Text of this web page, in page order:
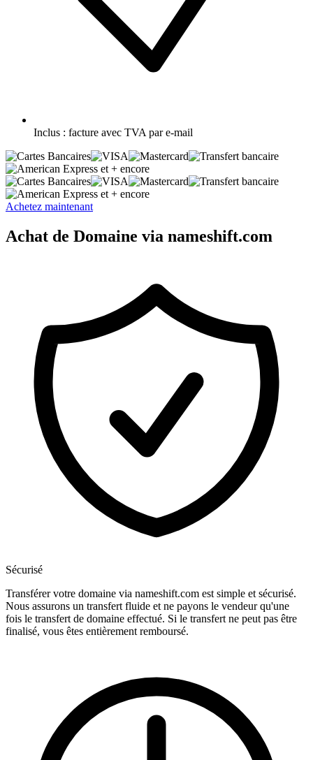
Inclus : facture avec TVA par e-mail
et + encore
et + encore
Achetez maintenant
Achat de Domaine via nameshift.com
Sécurisé
Transférer votre domaine via nameshift.com est simple et sécurisé.
Nous assurons un transfert fluide et ne payons le vendeur qu'une
fois le transfert de domaine effectué. Si le transfert ne peut pas être
finalisé, vous êtes entièrement remboursé.